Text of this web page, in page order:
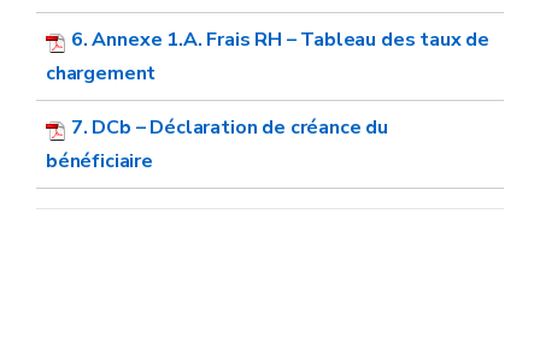
6. Annexe 1.A. Frais RH – Tableau des taux de
chargement
7. DCb – Déclaration de créance du
bénéficiaire